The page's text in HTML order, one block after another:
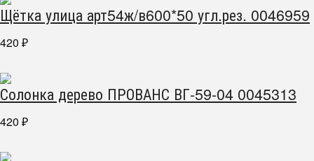
Щётка улица арт54ж/в600*50 угл.рез. 0046959
420 ₽
Солонка дерево ПРОВАНС ВГ-59-04 0045313
420 ₽